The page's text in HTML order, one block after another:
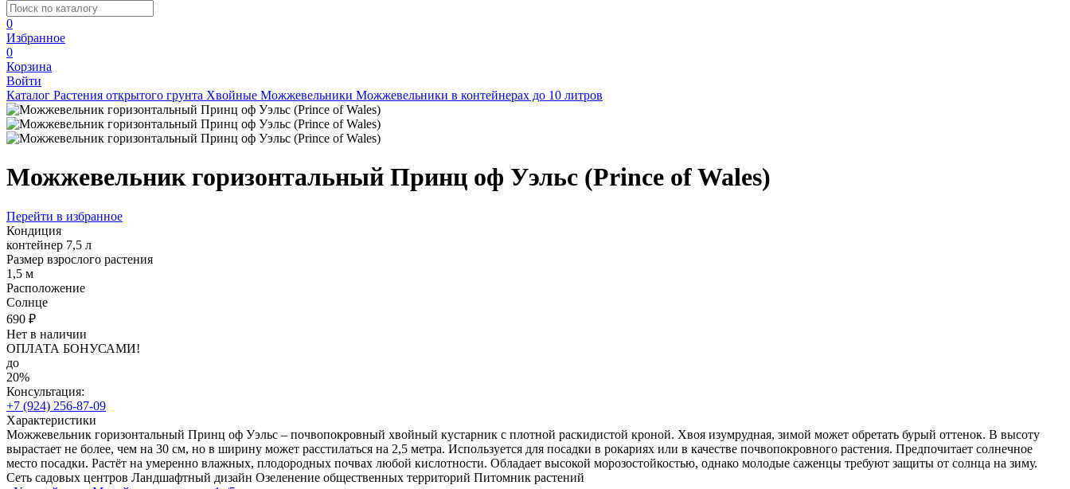
0
Избранное
0
Корзина
Войти
Каталог Растения открытого грунта Хвойные Можжевельники Можжевельники в контейнерах до 10 литров
Можжевельник горизонтальный Принц оф Уэльс (Prince of Wales)
Перейти в избранное
Кондиция
контейнер 7,5 л
Размер взрослого растения
1,5 м
Расположение
Солнце
690 ₽
Нет в наличии
ОПЛАТА БОНУСАМИ!
до
20%
Консультация:
+7 (924) 256-87-09
Характеристики
Можжевельник горизонтальный Принц оф Уэльс – почвопокровный хвойный кустарник с плотной раскидистой кроной. Хвоя изумрудная, зимой может обретать бурый оттенок. В высоту
вырастает не более, чем на 30 см, но в ширину может расстилаться на 2,5 метра. Используется для посадки в рокариях или в качестве почвопокровного растения. Предпочитает солнечное
место посадки. Растёт на умеренно влажных, плодородных почвах любой кислотности. Обладает высокой морозостойкостью, однако молодые саженцы требуют защиты от солнца на зиму.
Сеть садовых центров Ландшафтный дизайн Озеленение общественных территорий Питомник растений